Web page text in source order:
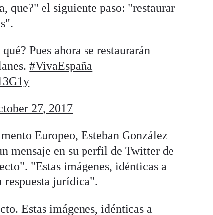
que?" el siguiente paso: "restaurar
Pues ahora se restaurarán
#VivaEspaña
27, 2017
Europeo, Esteban González
mensaje en su perfil de Twitter de
"Estas imágenes, idénticas a
respuesta jurídica".
Estas imágenes, idénticas a